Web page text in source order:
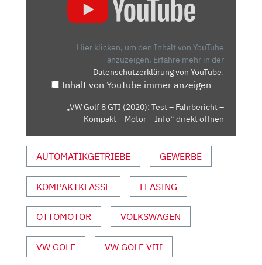
FAHRBERICHT
MOTOR
VON
YOUTUBE
ANZEIGEN
Hier klicken, um den Inhalt von YouTube
anzuzeigen. Erfahre mehr in der
Datenschutzerklärung von YouTube.
Inhalt von YouTube immer anzeigen
„VW Golf 8 GTI (2020): Test – Fahrbericht –
Kompakt – Motor – Info“ direkt öffnen
AUTOMATIKGETRIEBE GEWERBE
KOMPAKTKLASSE LEASING
OTTOMOTOR VOLKSWAGEN
VW GOLF VW GOLF VIII